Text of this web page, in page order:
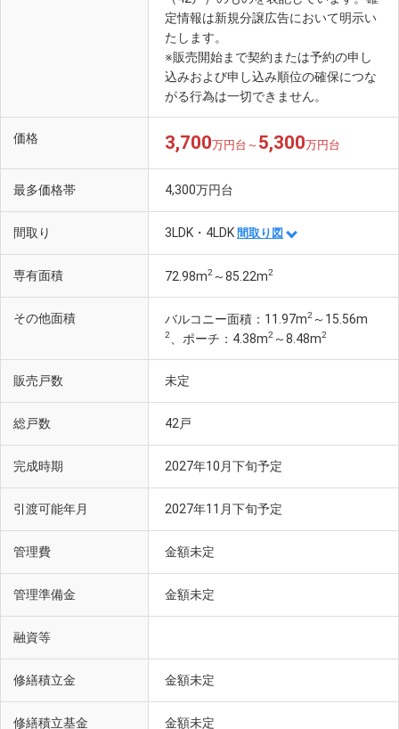
定情報は新規分譲広告において明示い
たします。
※販売開始まで契約または予約の申し
込みおよび申し込み順位の確保につな
がる行為は一切できません。
価格 3,700万円台～ 5,300万円台
最多価格帯 4,300万円台
間取り 3LDK・4LDK 間取り図
専有面積 72.98m2 ～85.22m2
その他面積 バルコニー面積：11.97m2 ～15.56m
2 、ポーチ：4.38m2 ～8.48m2
販売戸数 未定
総戸数 42戸
完成時期 2027年10月下旬予定
引渡可能年月 2027年11月下旬予定
管理費 金額未定
管理準備金 金額未定
融資等
修繕積立金 金額未定
修繕積立基金 金額未定